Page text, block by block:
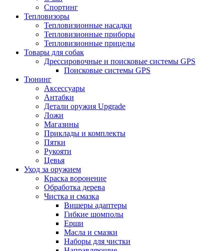
Спортинг
Тепловизоры
Тепловизионные насадки
Тепловизионные приборы
Тепловизионные прицелы
Товары для собак
Дрессировочные и поисковые системы GPS
Поисковые системы GPS
Тюнинг
Аксессуары
Антабки
Детали оружия Upgrade
Ложи
Магазины
Приклады и комплекты
Пятки
Рукояти
Цевья
Уход за оружием
Краска воронение
Обработка дерева
Чистка и смазка
Вишеры адаптеры
Гибкие шомполы
Ерши
Масла и смазки
Наборы для чистки